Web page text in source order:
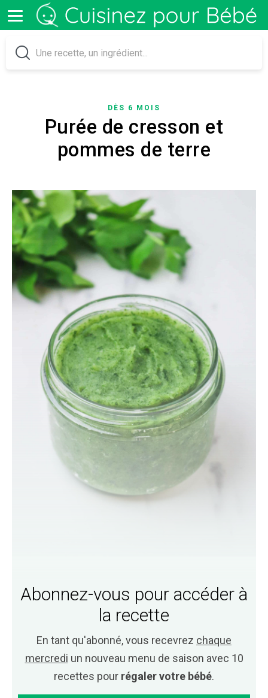
DÈS 6 MOIS
Purée de cresson et
pommes de terre
Abonnez-vous pour accéder à
la recette
En tant qu'abonné, vous recevrez chaque
mercredi un nouveau menu de saison avec 10
recettes pour régaler votre bébé.